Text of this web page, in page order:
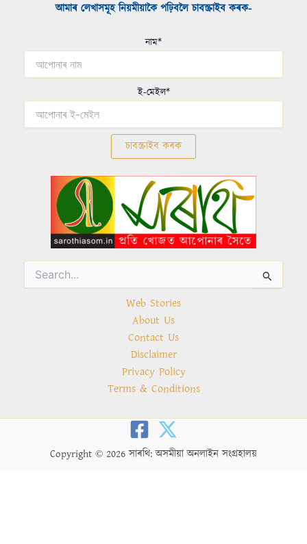
আমাৰ লেখাসমূহ নিয়মীয়াকৈ পঢ়িবলৈ চাবস্ক্ৰাইব কৰক-​
নাম*
ই-মেইল*
Search
for:
Web Stories
About Us
Contact Us
Disclaimer
Privacy Policy
Terms & Conditions
Copyright © 2026 সাৰথি: অসমীয়া অনলাইন সংগ্ৰহালয়